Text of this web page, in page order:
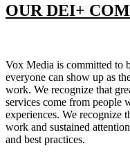
OUR DEI+
Vox Media is committed to
everyone can show up as
work. We recognize that
services come from people
experiences. We recognize
work and sustained
and best practices.